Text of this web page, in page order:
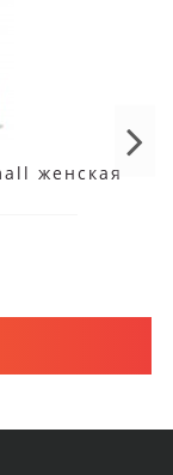
женская